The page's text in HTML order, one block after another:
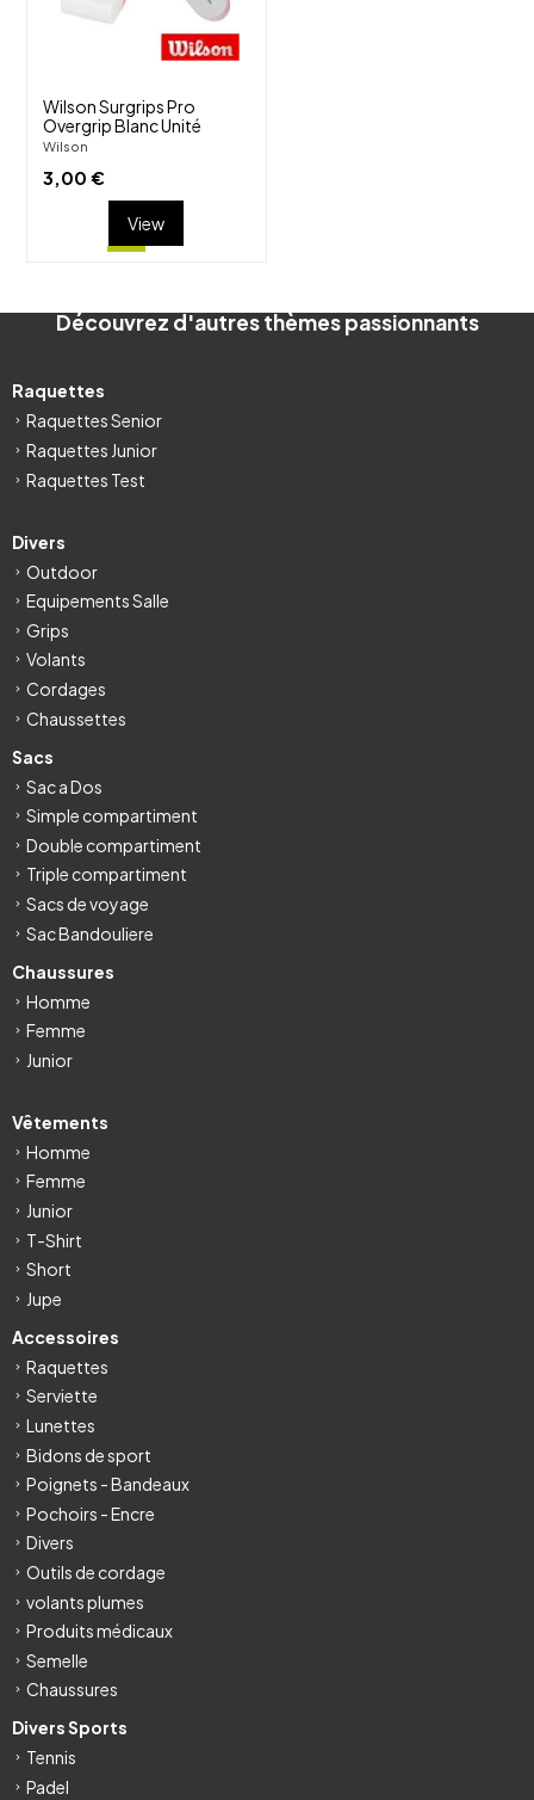
Wilson Surgrips Pro
Overgrip Blanc Unité
Wilson
3,00 €
View
Découvrez d'autres thèmes passionnants
Raquettes
Raquettes Senior
Raquettes Junior
Raquettes Test
Divers
Outdoor
Equipements Salle
Grips
Volants
Cordages
Chaussettes
Sacs
Sac a Dos
Simple compartiment
Double compartiment
Triple compartiment
Sacs de voyage
Sac Bandouliere
Chaussures
Homme
Femme
Junior
Vêtements
Homme
Femme
Junior
T-Shirt
Short
Jupe
Accessoires
Raquettes
Serviette
Lunettes
Bidons de sport
Poignets - Bandeaux
Pochoirs - Encre
Divers
Outils de cordage
volants plumes
Produits médicaux
Semelle
Chaussures
Divers Sports
Tennis
Padel